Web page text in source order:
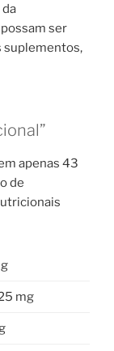
ser
suplementos,
apenas 43
de
mg